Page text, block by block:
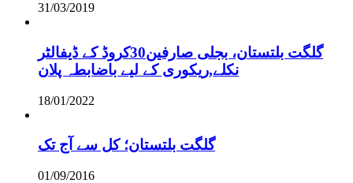
31/03/2019
گلگت بلتستان، بجلی صارفین30کروڈ کے ڈیفالٹر
نکلے,ریکوری کے لیے باضابطہ پلان
18/01/2022
گلگت بلتستان؛ کل سے آج تک
01/09/2016